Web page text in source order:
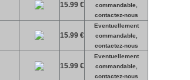
15.99 €
commandable,
contactez-nous
15.99 €
Eventuellement
commandable,
contactez-nous
15.99 €
Eventuellement
commandable,
contactez-nous